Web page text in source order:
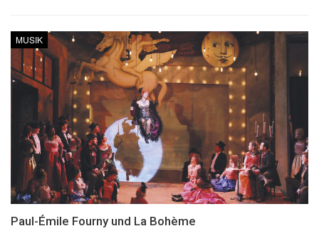
MUSIK
Paul-Émile Fourny und La Bohème